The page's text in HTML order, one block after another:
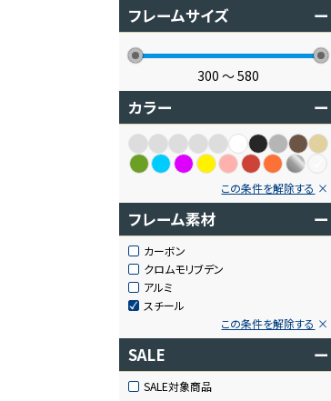
フレームサイズ ー
300 〜580
カラー ー
この条件を解除する
フレーム素材 ー
カーボン
クロムモリブデン
アルミ
スチール
この条件を解除する
SALE ー
SALE対象商品